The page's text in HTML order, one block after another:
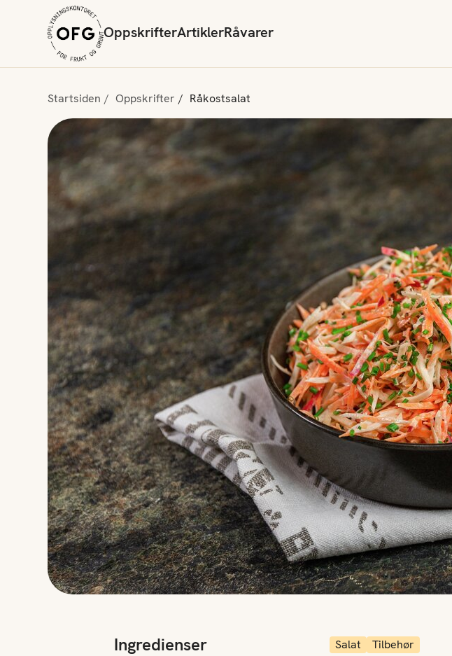
OppskrifterArtiklerRåvarer
Startsiden Oppskrifter Råkostsalat
Ingredienser Salat Tilbehør